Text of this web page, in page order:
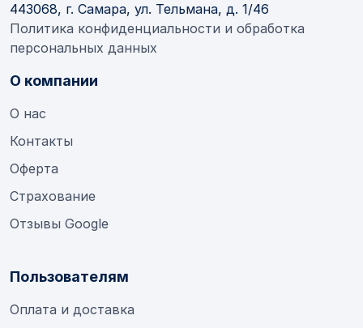
443068, г. Самара, ул. Тельмана, д. 1/46
Политика конфиденциальности и обработка
персональных данных
О компании
О нас
Контакты
Оферта
Страхование
Отзывы Google
Пользователям
Оплата и доставка